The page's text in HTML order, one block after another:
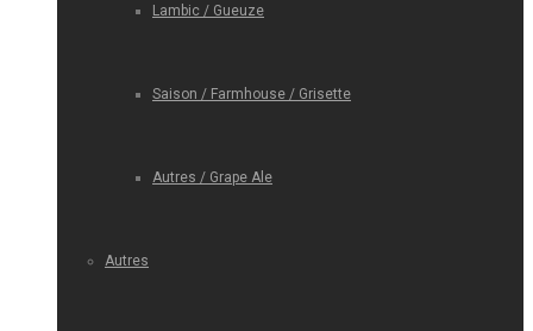
Lambic / Gueuze
Saison / Farmhouse / Grisette
Autres / Grape Ale
Autres